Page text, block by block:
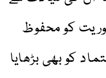
کو محفوظ
کو بھی بڑھایا